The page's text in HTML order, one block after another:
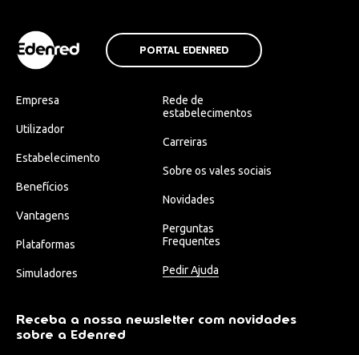
PORTAL EDENRED
Empresa
Utilizador
Estabelecimento
Benefícios
Vantagens
Plataformas
Simuladores
Rede de
estabelecimentos
Carreiras
Sobre os vales sociais
Novidades
Perguntas
Frequentes
Pedir Ajuda
Receba a nossa newsletter com novidades
sobre a Edenred